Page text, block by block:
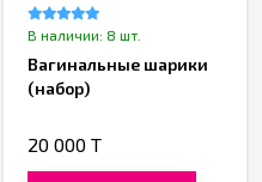
В наличии: 8 шт.
Вагинальные шарики
(набор)
20 000 T